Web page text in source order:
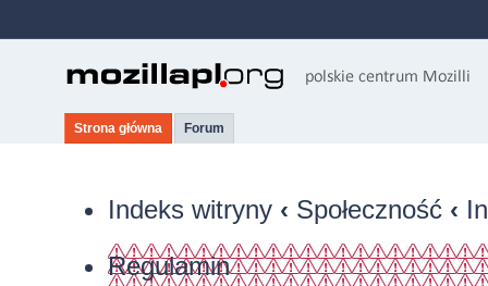
Strona główna Forum
Indeks witryny ‹ Społeczność ‹
Regulamin